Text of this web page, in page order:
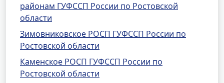
районам ГУФССП России по Ростовской
области
Зимовниковское РОСП ГУФССП России по
Ростовской области
Каменское РОСП ГУФССП России по
Ростовской области